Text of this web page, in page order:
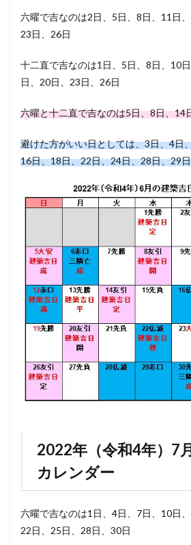
六曜で吉なのは2日、5日、8日、11日
23日、26日
十二直で吉なのは1日、5日、8日、10
日、20日、23日、26日
六曜と十二直で吉なのは5日、8日、14
避けた方がいい日としては、3日、4日
16日、18日、22日、24日、28日、29
2022年（令和4年）7
カレンダー
六曜で吉なのは1日、4日、7日、10日
22日、25日、28日、30日